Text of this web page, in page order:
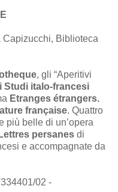
Biblioteca
, gli “Aperitivi
Studi italo-francesi
Etranges étrangers.
française. Quattro
più belle di un’opera
persanes di
e accompagnate da
02 -